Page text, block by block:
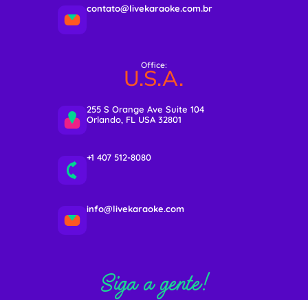
contato@livekaraoke.com.br
Office:
U.S.A.
255 S Orange Ave Suite 104
Orlando, FL USA 32801
+1 407 512-8080
info@livekaraoke.com
Siga a gente!